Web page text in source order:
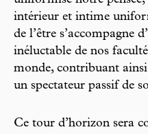
intérieur et intime
de l’être s’accompagne
inéluctable de nos
monde, contribuant
un spectateur passif de
Ce tour d’horizon sera